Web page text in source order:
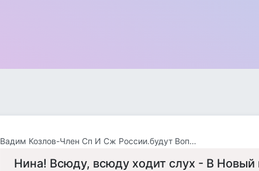
Вадим Козлов-Член Сп И Сж России.будут Вопросы -Звоните 8 926 571 18 95
Нина! Всюду, всюду ходит слух - В Новый